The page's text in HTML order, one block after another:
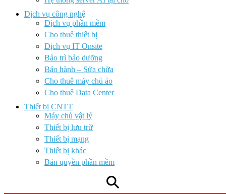
Dịch vụ công nghệ
Dịch vụ phần mềm
Cho thuê thiết bị
Dịch vụ IT Onsite
Bảo trì bảo dưỡng
Bảo hành – Sửa chữa
Cho thuê máy chủ ảo
Cho thuê Data Center
Thiết bị CNTT
Máy chủ vật lý
Thiết bị lưu trữ
Thiết bị mạng
Thiết bị khác
Bản quyền phần mềm
⚲